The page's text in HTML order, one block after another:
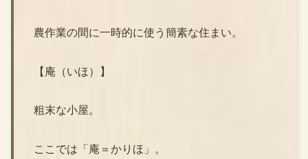
農作業の間に一時的に使う簡素な住まい。
【庵（いほ）】
粗末な小屋。
ここでは「庵＝かりほ」。